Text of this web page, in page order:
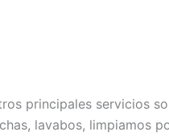
principales servicios
lavabos, limpiamos